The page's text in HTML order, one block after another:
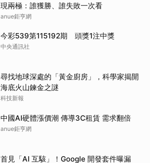
現兩極：誰獲勝、誰失敗一次看
anue鉅亨網
今彩539第115192期 頭獎1注中獎
中央通訊社
尋找地球深處的「黃金廚房」，科學家揭開
海底火山鍊金之謎
科技新報
中國AI硬體漲價潮 傳導3C租賃 需求翻倍
anue鉅亨網
首見「AI 互駭」！Google 開發套件曝漏